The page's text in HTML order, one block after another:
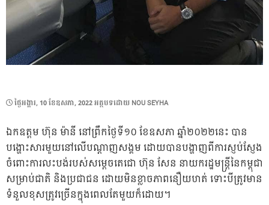
POSTED
ថ្ងៃ​អង្គារ, 10 ខែ​ឧសភា, 2022អត្ថបទដោយ NOU SEYHA
ឯកឧត្តម ហ៊ុន ម៉ានី នៅព្រឹកថ្ងៃទី១០ ខែឧសភា ឆ្នាំ២០២២នេះ បាន
បង្ហោះសារមួយនៅលើបណ្ដាញសង្គម ដោយបានបង្ហាញពីការស្ញប់ស្ញែង
ចំពោះការលះបង់របស់សម្ដេចតេជោ ហ៊ុន សែន នាយករដ្ឋមន្ដ្រីនៃកម្ពុជា
សម្រាប់ជាតិ និងប្រជាជន ដោយមិនខ្លាចភាពនឿយហត់ ទោះបីត្រូវមាន
ទំនួលខុសត្រូវច្រើនក្នុងពេលតែមួយក៏ដោយ។